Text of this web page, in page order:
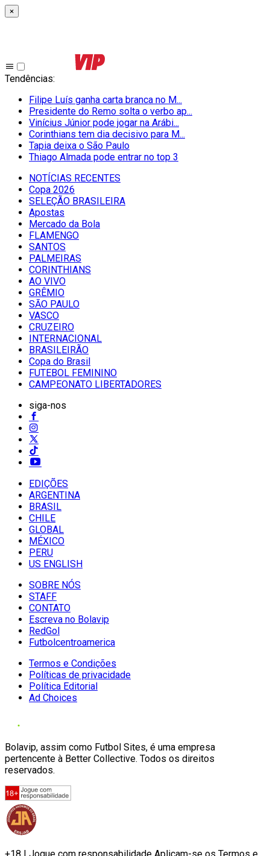
×
Tendências:
Filipe Luís ganha carta branca no M...
Presidente do Remo solta o verbo ap...
Vinícius Júnior pode jogar na Arábi...
Corinthians tem dia decisivo para M...
Tapia deixa o São Paulo
Thiago Almada pode entrar no top 3
NOTÍCIAS RECENTES
Copa 2026
SELEÇÃO BRASILEIRA
Apostas
Mercado da Bola
FLAMENGO
SANTOS
PALMEIRAS
CORINTHIANS
AO VIVO
GRÊMIO
SĀO PAULO
VASCO
CRUZEIRO
INTERNACIONAL
BRASILEIRÃO
Copa do Brasil
FUTEBOL FEMININO
CAMPEONATO LIBERTADORES
siga-nos
EDIÇÕES
ARGENTINA
BRASIL
CHILE
GLOBAL
MÉXICO
PERU
US ENGLISH
SOBRE NÓS
STAFF
CONTATO
Escreva no Bolavip
RedGol
Futbolcentroamerica
Termos e Condições
Políticas de privacidade
Política Editorial
Ad Choices
Bolavip, assim como Futbol Sites, é uma empresa
pertencente à Better Collective. Todos os direitos
reservados.